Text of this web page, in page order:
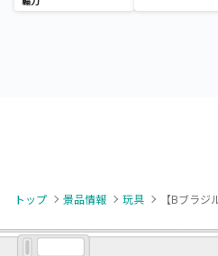
トップ 景品情報 玩具